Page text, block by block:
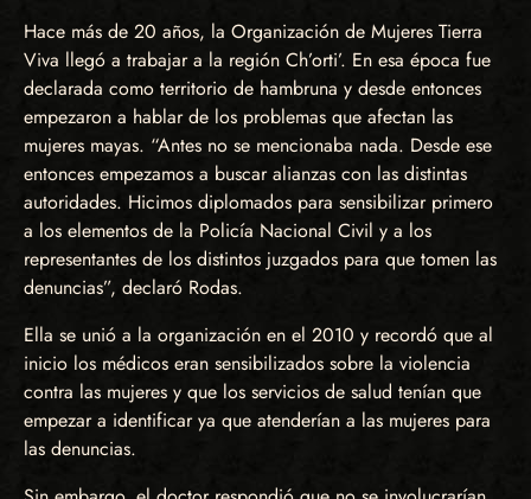
Hace más de 20 años, la Organización de Mujeres Tierra
Viva llegó a trabajar a la región Ch’orti’. En esa época fue
declarada como territorio de hambruna y desde entonces
empezaron a hablar de los problemas que afectan las
mujeres mayas. “Antes no se mencionaba nada. Desde ese
entonces empezamos a buscar alianzas con las distintas
autoridades. Hicimos diplomados para sensibilizar primero
a los elementos de la Policía Nacional Civil y a los
representantes de los distintos juzgados para que tomen las
denuncias”, declaró Rodas.
Ella se unió a la organización en el 2010 y recordó que al
inicio los médicos eran sensibilizados sobre la violencia
contra las mujeres y que los servicios de salud tenían que
empezar a identificar ya que atenderían a las mujeres para
las denuncias.